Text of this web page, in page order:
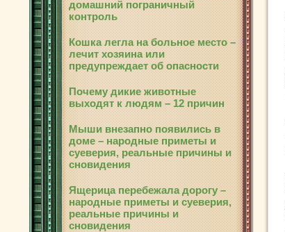
домашний пограничный
контроль
Кошка легла на больное место –
лечит хозяина или
предупреждает об опасности
Почему дикие животные
выходят к людям – 12 причин
Мыши внезапно появились в
доме – народные приметы и
суеверия, реальные причины и
сновидения
Ящерица перебежала дорогу –
народные приметы и суеверия,
реальные причины и
сновидения